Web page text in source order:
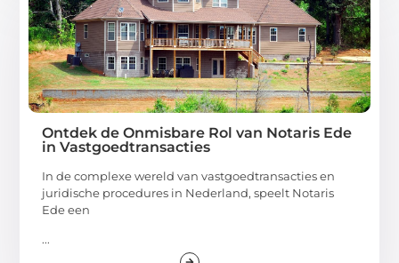
Ontdek de Onmisbare Rol van Notaris Ede
in Vastgoedtransacties
In de complexe wereld van vastgoedtransacties en
juridische procedures in Nederland, speelt Notaris
Ede een
...